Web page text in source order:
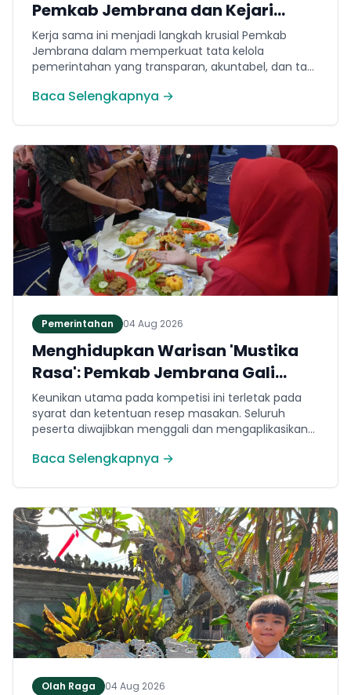
Pemkab Jembrana dan Kejari
Jembrana Sepakati Kerja Sama
Hukum Datun
Kerja sama ini menjadi langkah krusial Pemkab
Jembrana dalam memperkuat tata kelola
pemerintahan yang transparan, akuntabel, dan taat
mencakup tiga domain utama, yakni pemberian
tindakan hukum lainnya.
Baca Selengkapnya →
Pemerintahan 04 Aug 2026
Menghidupkan Warisan 'Mustika
Rasa': Pemkab Jembrana Gali
Keteladanan Bung Karno Lewat
Lomba Cipta Menu Kuliner
Keunikan utama pada kompetisi ini terletak pada
syarat dan ketentuan resep masakan. Seluruh
peserta diwajibkan menggali dan mengaplikasikan
Mustika Rasa—buku kumpulan resep Nusantara
Indonesia, Ir. Soekarno. Melalui panduan resep
historis tersebut, para peserta berhasil
menghidangkan berbagai kreasi olahan pangan
lokal yang tidak hanya lezat tetapi juga bergizi,
beragam, aman dan seimbang.
Baca Selengkapnya →
Olah Raga 04 Aug 2026